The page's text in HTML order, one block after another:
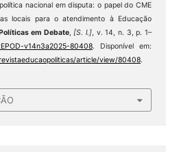
nacional em disputa: o papel do CME
locais para o atendimento à Educação
em Debate,[S. l.], v. 14, n. 3, p. 1–
v14n3a2025-80408. Disponível em:
article/view/80408.